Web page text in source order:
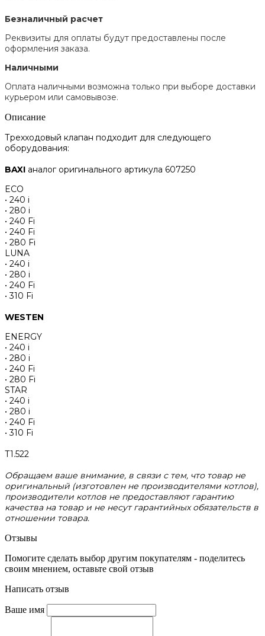
Безналичный расчет
Реквизиты для оплаты будут предоставлены после
оформления заказа.
Наличными
Оплата наличными возможна только при выборе доставки
курьером или самовывозе.
Описание
Трехходовый клапан подходит для следующего
оборудования:
BAXI аналог оригинального артикула 607250
ECO
• 240 i
• 280 i
• 240 Fi
• 240 Fi
• 280 Fi
LUNA
• 240 i
• 280 i
• 240 Fi
• 310 Fi
WESTEN
ENERGY
• 240 i
• 280 i
• 240 Fi
• 280 Fi
STAR
• 240 i
• 280 i
• 240 Fi
• 310 Fi
Т1.522
Обращаем ваше внимание, в связи с тем, что товар не
оригинальный (изготовлен не производителями котлов),
производители котлов не предоставляют гарантию
качества на товар и не несут гарантийных обязательств в
отношении товара.
Отзывы
Помогите сделать выбор другим покупателям - поделитесь
своим мнением, оставьте свой отзыв
Написать отзыв
Ваше имя